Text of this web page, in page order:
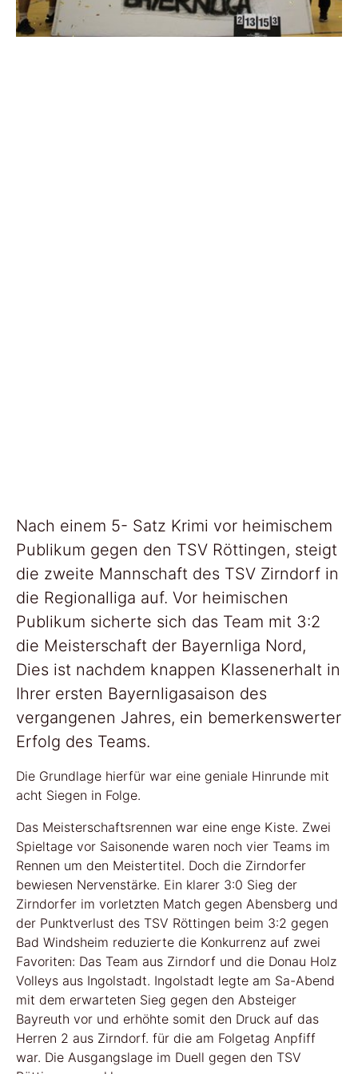
Nach einem 5- Satz Krimi vor heimischem
Publikum gegen den TSV Röttingen, steigt
die zweite Mannschaft des TSV Zirndorf in
die Regionalliga auf. Vor heimischen
Publikum sicherte sich das Team mit 3:2
die Meisterschaft der Bayernliga Nord,
Dies ist nachdem knappen Klassenerhalt in
Ihrer ersten Bayernligasaison des
vergangenen Jahres, ein bemerkenswerter
Erfolg des Teams.
Die Grundlage hierfür war eine geniale Hinrunde mit
acht Siegen in Folge.
Das Meisterschaftsrennen war eine enge Kiste. Zwei
Spieltage vor Saisonende waren noch vier Teams im
Rennen um den Meistertitel. Doch die Zirndorfer
bewiesen Nervenstärke. Ein klarer 3:0 Sieg der
Zirndorfer im vorletzten Match gegen Abensberg und
der Punktverlust des TSV Röttingen beim 3:2 gegen
Bad Windsheim reduzierte die Konkurrenz auf zwei
Favoriten: Das Team aus Zirndorf und die Donau Holz
Volleys aus Ingolstadt. Ingolstadt legte am Sa-Abend
mit dem erwarteten Sieg gegen den Absteiger
Bayreuth vor und erhöhte somit den Druck auf das
Herren 2 aus Zirndorf. für die am Folgetag Anpfiff
war. Die Ausgangslage im Duell gegen den TSV